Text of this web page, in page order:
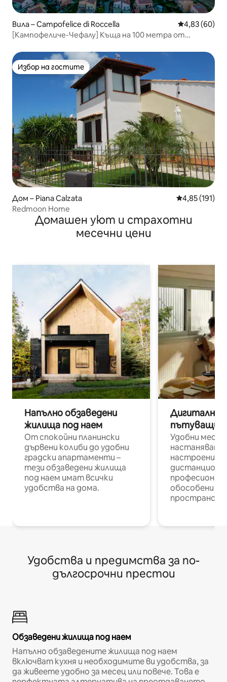
Вила – Campofelice di Roccella Средна
4,83 (60)
[Кампофеличе-Чефалу] Къща на 100 метра от
Избор на гостите
Избор на гостите
Дом – Piana Calzata Средна
4,85 (191)
Redmoon Home
Домашен уют и страхотни
месечни цени
Напълно обзаведени
жилища под наем
От спокойни планински
дървени колиби до удобни
градски апартаменти –
тези обзаведени жилища
под наем имат всички
удобства на дома.
Дигитални
пътуващи
Удобни
настаняване
настроени и
обособени
Удобства и предимства за по-
дългосрочни престои
Обзаведени жилища под наем
Напълно обзаведените жилища под наем
включват кухня и необходимите ви удобства, за
да живеете удобно за месец или повече. Това е